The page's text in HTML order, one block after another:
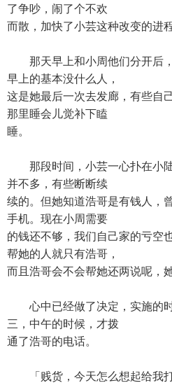
了争吵，闹了个不欢
而散，加快了小芸这种改变的进程
那天早上和小周他们分开后，
早上的基本没什么人，
这是她最后一次去发廊，有些自
那里睡会儿觉补下瞌
睡。
那段时间，小芸一心扑在小陆
并不多，有些断断续
续的。但她知道浩哥是有钱人，
手机。现在小周需要
的钱还不够，我们自己家的亏空
帮她的人就只有浩哥，
而且浩哥会不会帮她还两说呢，
心中已经做了决定，实施的
三，中午的时候，才拨
通了浩哥的电话。
「贱货，今天怎么想起给我打